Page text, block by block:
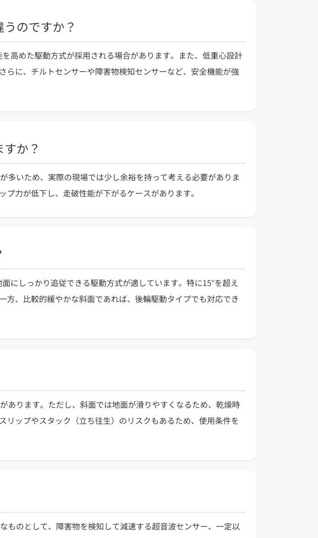
のですか？
高めた駆動方式が採用される場合があります。また、低重心設計
に、チルトセンサーや障害物検知センサーなど、安全機能が強
か？
多いため、実際の現場では少し余裕を持って考える必要がありま
力が低下し、走破性能が下がるケースがあります。
にしっかり追従できる駆動方式が適しています。特に15°を超え
、比較的緩やかな斜面であれば、後輪駆動タイプでも対応でき
あります。ただし、斜面では地面が滑りやすくなるため、乾燥時
ップやスタック（立ち往生）のリスクもあるため、使用条件を
ものとして、障害物を検知して減速する超音波センサー、一定以